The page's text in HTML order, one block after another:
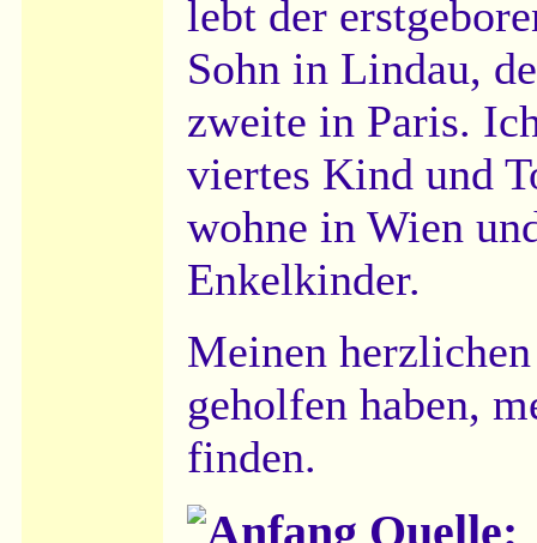
lebt der
Sohn in Lindau,
zweite in Paris.
viertes Kind und
wohne in Wien
Enkelkinder.
Meinen
geholfen haben,
finden.